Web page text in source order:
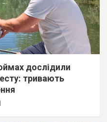
дослідили
тривають